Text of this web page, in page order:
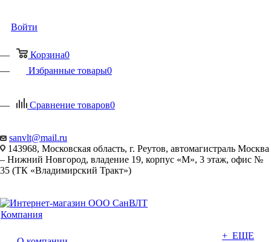
Войти
Корзина0
Избранные товары0
Сравнение товаров0
sanvlt@mail.ru
143968, Московская область, г. Реутов, автомагистраль Москва
– Нижний Новгород, владение 19, корпус «М», 3 этаж, офис №
35 (ТК «Владимирский Тракт»)
Компания
+ ЕЩЕ